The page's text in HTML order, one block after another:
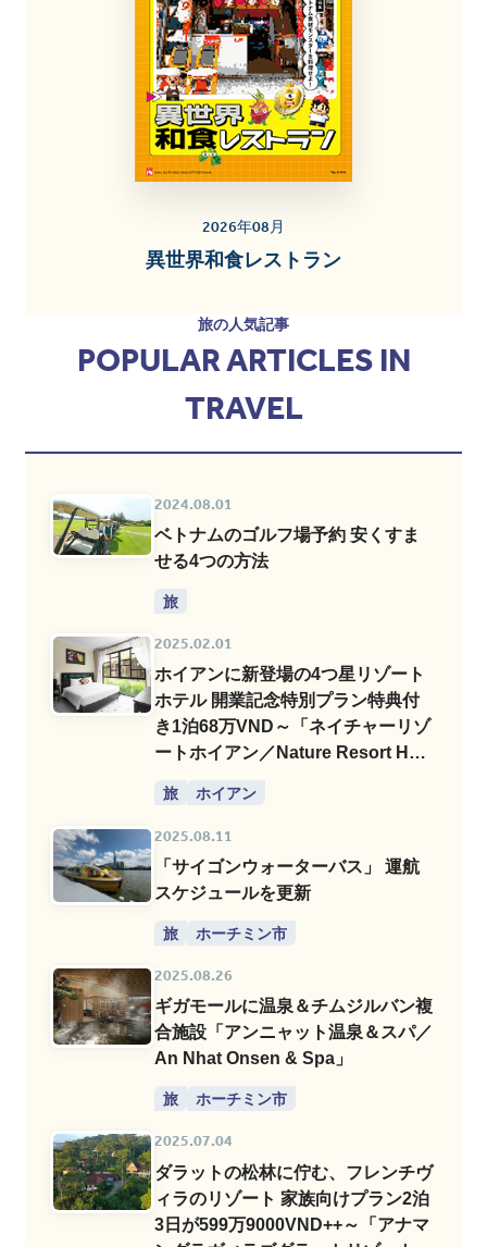
2026年08月
異世界和食レストラン
旅の人気記事
POPULAR ARTICLES IN
TRAVEL
2024.08.01
ベトナムのゴルフ場予約 安くすま
せる4つの方法
旅
2025.02.01
ホイアンに新登場の4つ星リゾート
ホテル 開業記念特別プラン特典付
き1泊68万VND～「ネイチャーリゾ
ートホイアン／Nature Resort Hoi
旅 ホイアン
2025.08.11
「サイゴンウォーターバス」 運航
スケジュールを更新
旅 ホーチミン市
2025.08.26
ギガモールに温泉＆チムジルバン複
合施設「アンニャット温泉＆スパ／
An Nhat Onsen & Spa」
旅 ホーチミン市
2025.07.04
ダラットの松林に佇む、フレンチヴ
ィラのリゾート 家族向けプラン2泊
3日が599万9000VND++～「アナマ